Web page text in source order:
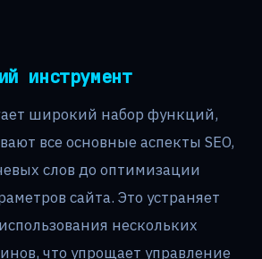
инструмент
широкий набор функций,
все основные аспекты SEO,
слов до оптимизации
сайта. Это устраняет
нескольких
что упрощает управление